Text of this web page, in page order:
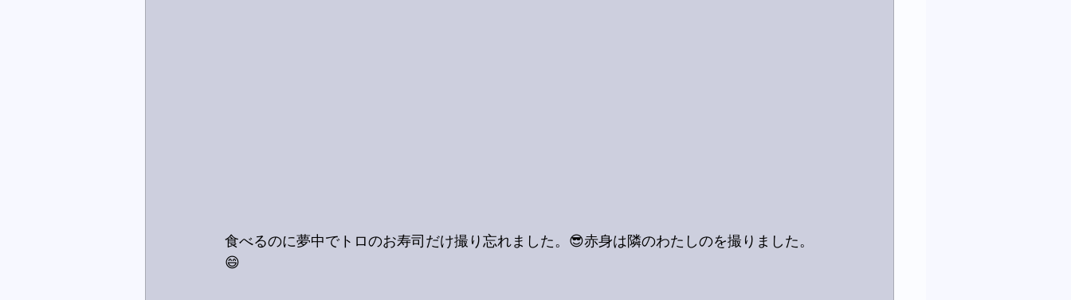
食べるのに夢中でトロのお寿司だけ撮り忘れました。😎赤身は隣のわたしのを撮りました。
😄